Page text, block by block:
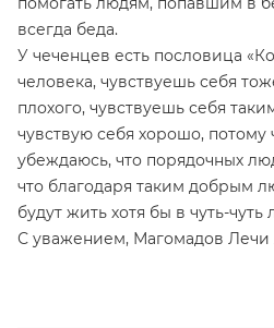
всегда беда.
У чеченцев есть пословица
человека, чувствуешь себя
плохого, чувствуешь себя
чувствую себя хорошо, потому
убеждаюсь, что порядочных
что благодаря таким добрым
будут жить хотя бы в чуть-
С уважением, Магомадов Лечи